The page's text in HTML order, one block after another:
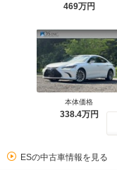
469万円
本体価格
338.4万円
ESの中古車情報を見る